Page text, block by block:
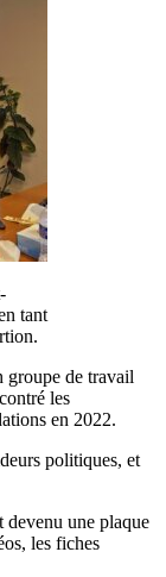
tant
groupe de travail
les
en 2022.
politiques, et
devenu une plaque
les fiches